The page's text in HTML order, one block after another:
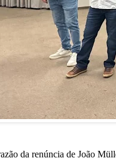
da renúncia de João